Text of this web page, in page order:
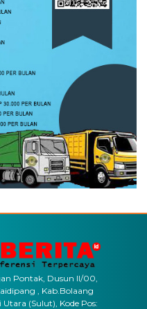
Pontak, Dusun II/00,
, Kab.Bolaang
(Sulut), Kode Pos: